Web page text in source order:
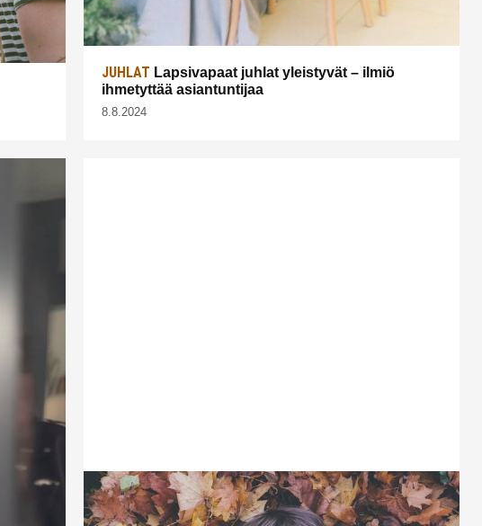
JUHLAT Lapsivapaat juhlat yleistyvät – ilmiö
ihmetyttää asiantuntijaa
8.8.2024